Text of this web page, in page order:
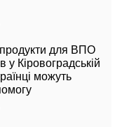
для ВПО
у Кіровоградській
можуть